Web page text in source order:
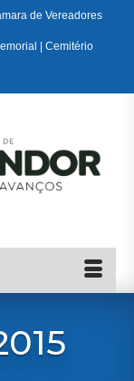
de Vereadores
| Cemitério